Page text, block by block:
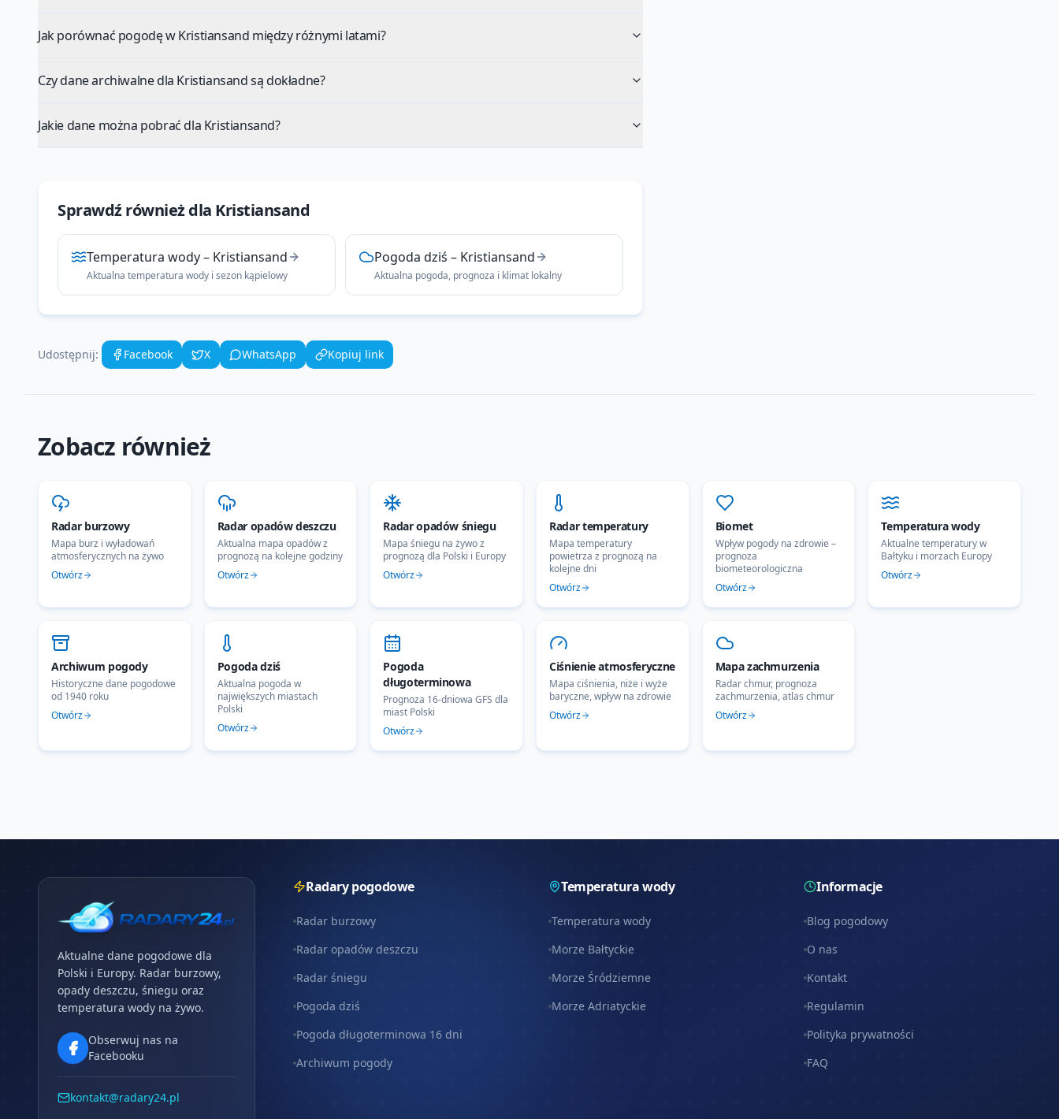
Jak porównać pogodę w Kristiansand między różnymi latami?
Czy dane archiwalne dla Kristiansand są dokładne?
Jakie dane można pobrać dla Kristiansand?
Sprawdź również dla Kristiansand
Temperatura wody– Kristiansand
Aktualna temperatura wody i sezon kąpielowy
Pogoda dziś – Kristiansand
Aktualna pogoda, prognoza i klimat lokalny
Udostępnij: Facebook X WhatsApp Kopiuj link
Zobacz również
Radar burzowy
Mapa burz i wyładowań
atmosferycznych na żywo
Otwórz
Radar opadów deszczu
Aktualna mapa opadów z
prognozą na kolejne godziny
Otwórz
Radar opadów śniegu
Mapa śniegu na żywo z
prognozą dla Polski i Europy
Otwórz
Radar temperatury
Mapa temperatury
powietrza z prognozą na
kolejne dni
Otwórz
Biomet
Wpływ pogody na zdrowie –
prognoza
biometeorologiczna
Otwórz
Temperatura wody
Aktualne temperatury w
Bałtyku i morzach Europy
Otwórz
Archiwum pogody
Historyczne dane pogodowe
od 1940 roku
Otwórz
Pogoda dziś
Aktualna pogoda w
największych miastach
Polski
Otwórz
Pogoda
długoterminowa
Prognoza 16-dniowa GFS dla
miast Polski
Otwórz
Ciśnienie atmosferyczne
Mapa ciśnienia, niże i wyże
baryczne, wpływ na zdrowie
Otwórz
Mapa zachmurzenia
Radar chmur, prognoza
zachmurzenia, atlas chmur
Otwórz
Aktualne dane pogodowe dla
Polski i Europy. Radar burzowy,
opady deszczu, śniegu oraz
temperatura wody na żywo.
Obserwuj nas na
Facebooku
kontakt@radary24.pl
Radary pogodowe
Radar burzowy
Radar opadów deszczu
Radar śniegu
Pogoda dziś
Pogoda długoterminowa 16 dni
Archiwum pogody
Temperatura wody
Temperatura wody
Morze Bałtyckie
Morze Śródziemne
Morze Adriatyckie
Informacje
Blog pogodowy
O nas
Kontakt
Regulamin
Polityka prywatności
FAQ